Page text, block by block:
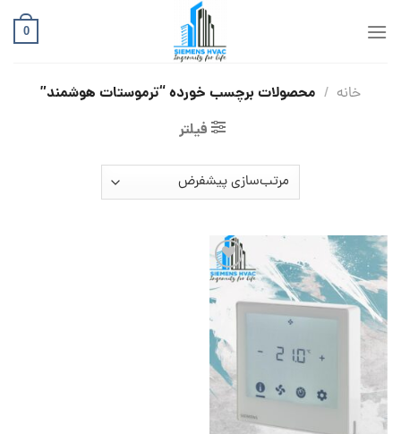
0
خانه / محصولات برچسب خورده “ترموستات هوشمند”
فیلتر
افزودن
علاقه
مندی